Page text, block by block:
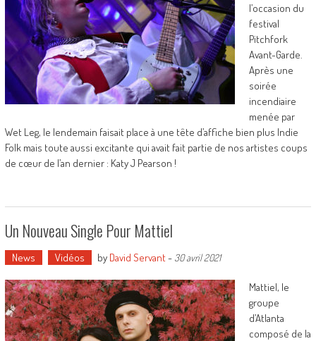
l’occasion du
festival
Pitchfork
Avant-Garde.
Après une
soirée
incendiaire
menée par
Wet Leg, le lendemain faisait place à une tête d’affiche bien plus Indie
Folk mais toute aussi excitante qui avait fait partie de nos artistes coups
de cœur de l’an dernier : Katy J Pearson !
Un Nouveau Single Pour Mattiel
News Vidéos by David Servant- 30 avril 2021
Mattiel, le
groupe
d’Atlanta
composé de la